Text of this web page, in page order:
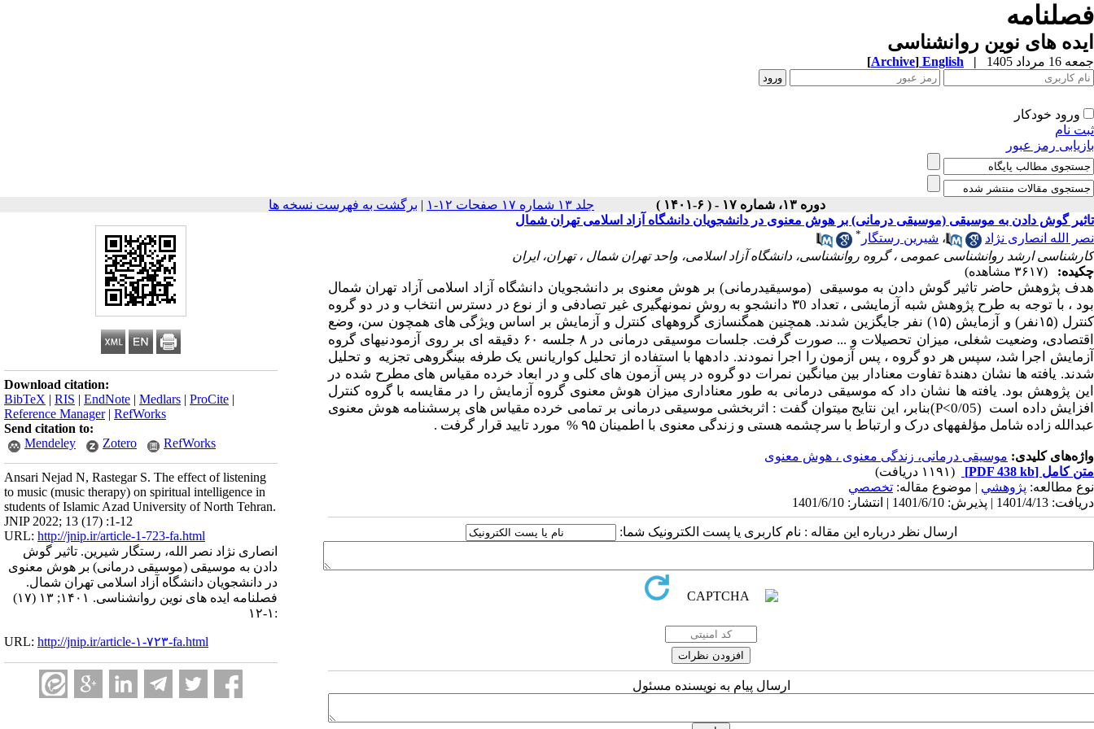
فصلنامه
ایده های نوین روانشناسی
جمعه 16 مرداد 1405 |
English
[Archive]
ورود خودکار
ثبت نام
بازیابی رمز عبور
دوره ۱۳، شماره ۱۷ - ( ۶-۱۴۰۱ ) جلد ۱۳ شماره ۱۷ صفحات ۱۲-۱ | برگشت به فهرست نسخه ها
Download citation:
BibTeX | RIS | EndNote | Medlars | ProCite |
Reference Manager| RefWorks
Send citation to:
Mendeley
Zotero RefWorks
Ansari Nejad N, Rastegar S. The effect of listening
to music (music therapy) on spiritual intelligence in
students of Islamic Azad University of North Tehran.
JNIP 2022; 13 (17) :1-12
URL: http://jnip.ir/article-1-723-fa.html
انصاری نژاد نصر الله، رستگار شیرین. تاثیر گوش
دادن به موسیقی (موسیقی درمانی) بر هوش معنوی
در دانشجویان دانشگاه آزاد اسلامی تهران شمال.
فصلنامه ایده های نوین روانشناسی. ۱۴۰۱; ۱۳ (۱۷)
:۱-۱۲
URL: http://jnip.ir/article-۱-۷۲۳-fa.html
تاثیر گوش دادن به موسیقی (موسیقی درمانی) بر هوش معنوی در دانشجویان دانشگاه آزاد اسلامی تهران شمال
نصر الله انصاری نژاد
، شیرین رستگار *
کارشناسی ارشد روانشناسی عمومی ، گروه روانشناسی، دانشگاه آزاد اسلامی، واحد تهران شمال ، تهران، ایران
چکیده:
(۳۶۱۷ مشاهده)
هدف پژوهش حاضر تاثیر گوش دادن به موسیقی (موسیقی­درمانی) بر هوش معنوی بر دانشجویان دانشگاه آزاد اسلامی آزاد تهران شمال
بود ، با توجه به طرح پژوهش شبه آزمایشی ، تعداد ۳0 دانشجو به روش نمونه­گیری غیر تصادفی و از نوع در دسترس انتخاب و در دو گروه
کنترل (۱۵نفر) و آزمایش (۱۵) نفر جایگزین شدند. همچنین همگن­سازی گروه­های کنترل و آزمایش بر اساس ویژگی
های همچون سن، وضع
اقتصادی، وضعیت شغلی، میزان تحصیلات و ... صورت گرفت. جلسات موسیقی درمانی در ۸ جلسه ۶۰ دقیقه ای بر روی آزمودنی­های گروه
آزمایش اجرا شد، سپس هر دو گروه ، پس آزمون را اجرا نمودند. داده­ها با استفاده از تحلیل کواریانس یک طرفه بین­گروهی تجزیه و تحلیل
شدند. یافته ها نشان دهندۀ تفاوت معنادار بین میانگین نمرات دو گروه در پس آزمون های کلی و در ابعاد خرده مقیاس های مطرح شده در
این پژوهش بود. یافته ها نشان داد که موسیقی درمانی به طور معناداری میزان هوش معنوی گروه آزمایش را در مقایسه با گروه کنترل
افزایش داده است (P<0/05)بنابر، این نتایج می­توان گفت : اثربخشی موسیقی درمانی بر تمامی خرده مقیاس های پرسشنامه هوش معنوی
عبدالله زاده شامل مؤلفه­های درک و ارتباط با سرچشمه هستی و زندگی معنوی با اطمینان ۹۵ % مورد تایید قرار گرفت .
واژه‌های کلیدی: موسیقی درمانی، زندگی معنوی ، هوش معنوی
متن کامل [PDF 438 kb]
(۱۱۹۱ دریافت)
نوع مطالعه: پژوهشي | موضوع مقاله: تخصصي
دریافت: 1401/4/13 | پذیرش: 1401/6/10 | انتشار: 1401/6/10
ارسال نظر درباره این مقاله : نام کاربری یا پست الکترونیک شما:
ارسال پیام به نویسنده مسئول